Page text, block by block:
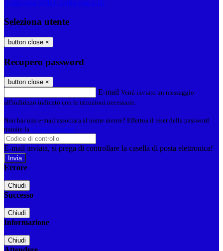
Entra con SPID
Entra con CIE
Seleziona utente
button close ×
Recupero password
button close ×
E-mail Verrà inviato un messaggio
all'indirizzo indicato con le istruzioni necessarie.
Non hai una e-mail associata al nome utente? Effettua il reset della password
tramite la Login Spaggiari
E-mail inviata, si prega di controllare la casella di posta elettronica!
Errore
Chiudi
Successo
Chiudi
Informazione
Chiudi